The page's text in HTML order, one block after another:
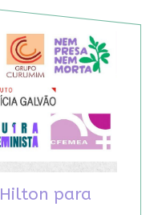
para